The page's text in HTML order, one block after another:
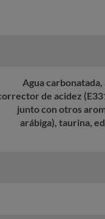
Agua
de acidez
junto con otros
arábiga), taurina,